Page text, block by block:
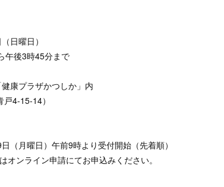
日曜日）
後3時45分まで
康プラザかつしか」内
15-14）
（月曜日）午前9時より受付開始（先着順）
ン申請にてお申込みください。